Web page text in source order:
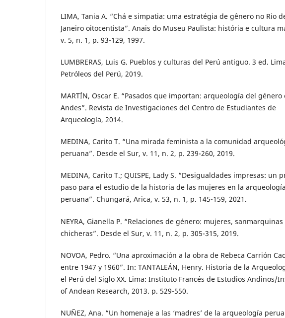
LIMA, Tania A. “Chá e simpatia: uma estratégia de gênero no Rio
Janeiro oitocentista”. Anais do Museu Paulista: história e cultura
v. 5, n. 1, p. 93-129, 1997.
LUMBRERAS, Luis G. Pueblos y culturas del Perú antiguo. 3 ed.
Petróleos del Perú, 2019.
MARTÍN, Oscar E. “Pasados que importan: arqueología del género
Andes”. Revista de Investigaciones del Centro de Estudiantes de
Arqueología, 2014.
MEDINA, Carito T. “Una mirada feminista a la comunidad
peruana”. Desde el Sur, v. 11, n. 2, p. 239-260, 2019.
MEDINA, Carito T.; QUISPE, Lady S. “Desigualdades impresas: un
paso para el estudio de la historia de las mujeres en la arqueología
peruana”. Chungará, Arica, v. 53, n. 1, p. 145-159, 2021.
NEYRA, Gianella P. “Relaciones de género: mujeres, sanmarquinas
chicheras”. Desde el Sur, v. 11, n. 2, p. 305-315, 2019.
NOVOA, Pedro. “Una aproximación a la obra de Rebeca Carrión
entre 1947 y 1960”. In: TANTALEÁN, Henry. Historia de la
el Perú del Siglo XX. Lima: Instituto Francés de Estudios Andinos/
of Andean Research, 2013. p. 529-550.
NUÑEZ, Ana. “Un homenaje a las ‘madres’ de la arqueología